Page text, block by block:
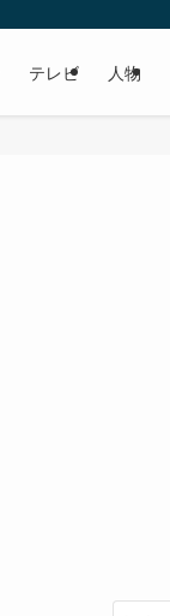
テレビ 人物